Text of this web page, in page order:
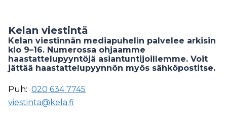
Kelan viestintä
Kelan viestinnän mediapuhelin palvelee arkisin
klo 9–16. Numerossa ohjaamme
haastattelupyyntöjä asiantuntijoillemme. Voit
jättää haastattelupyynnön myös sähköpostitse.
Puh: 020 634 7745
viestinta@kela.fi